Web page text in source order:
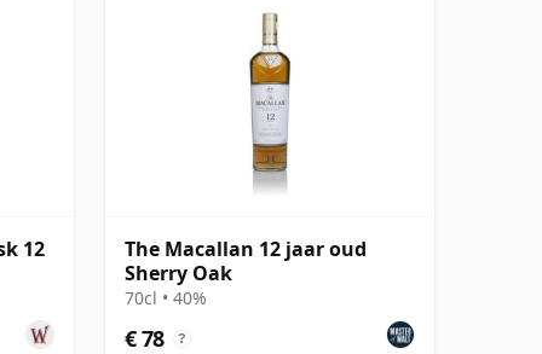
12
The Macallan 12 jaar oud
Sherry Oak
70cl • 40%
€ 78 ?